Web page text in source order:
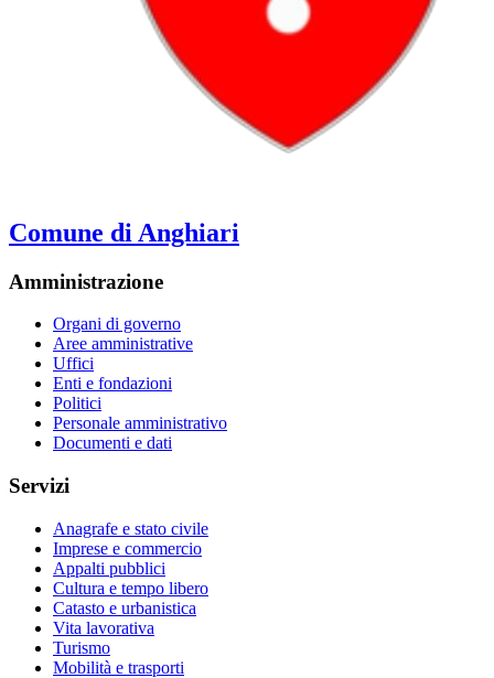
Comune di Anghiari
Amministrazione
Organi di governo
Aree amministrative
Uffici
Enti e fondazioni
Politici
Personale amministrativo
Documenti e dati
Servizi
Anagrafe e stato civile
Imprese e commercio
Appalti pubblici
Cultura e tempo libero
Catasto e urbanistica
Vita lavorativa
Turismo
Mobilità e trasporti